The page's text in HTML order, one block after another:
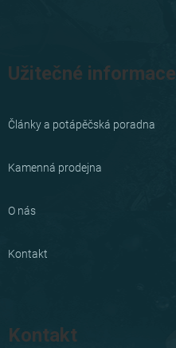
Užitečné informace
Články a potápěčská poradna
Kamenná prodejna
O nás
Kontakt
Kontakt